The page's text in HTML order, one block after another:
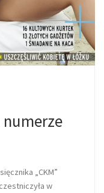
„CKM”
w